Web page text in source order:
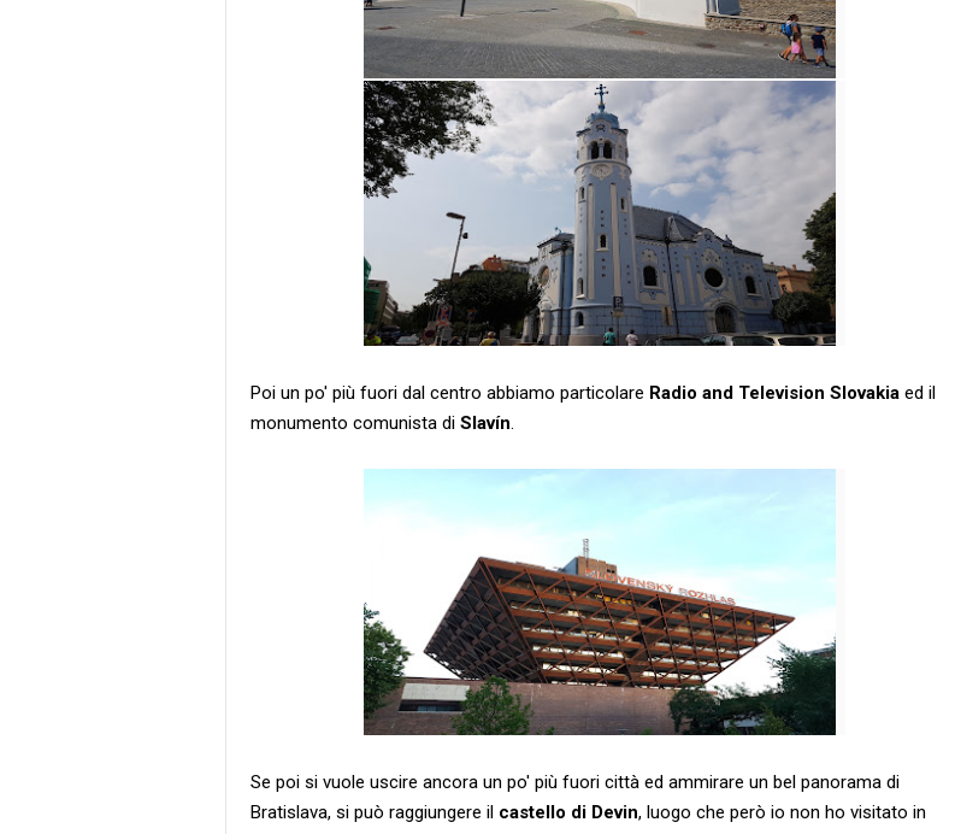
Poi un po' più fuori dal centro abbiamo particolare Radio and Television Slovakia ed il
monumento comunista di Slavín.
Se poi si vuole uscire ancora un po' più fuori città ed ammirare un bel panorama di
Bratislava, si può raggiungere il castello di Devin, luogo che però io non ho visitato in